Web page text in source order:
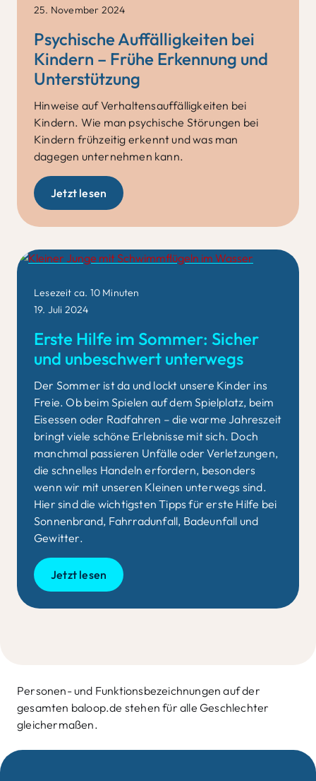
25. November 2024
Psychische Auffälligkeiten bei
Kindern – Frühe Erkennung und
Unterstützung
Hinweise aufVerhaltensauffälligkeiten bei
Kindern. Wie man psychische Störungen bei
Kindern frühzeitig erkennt und was man
dagegen unternehmen kann.
Jetzt lesen
Lesezeit ca. 10 Minuten
19. Juli 2024
Erste Hilfe im Sommer: Sicher
und unbeschwert unterwegs
Der Sommer ist da und lockt unsere Kinder ins
Freie. Ob beim Spielen auf dem Spielplatz, beim
Eisessen oder Radfahren – die warme Jahreszeit
bringt viele schöne Erlebnisse mit sich. Doch
manchmal passieren Unfälleoder Verletzungen,
die schnelles Handeln erfordern, besonders
wenn wir mit unseren Kleinen unterwegs sind.
Hier sind die wichtigsten Tipps für erste Hilfe bei
Sonnenbrand, Fahrradunfall, Badeunfall und
Gewitter.
Jetzt lesen
Personen- und Funktionsbezeichnungen auf der
gesamten baloop.de stehen für alle Geschlechter
gleichermaßen.​